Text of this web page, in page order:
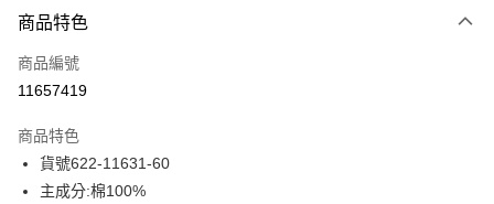
信用卡一次付款
信用卡分期付款
合作金庫商業銀行
華南商業銀行
上海商業儲蓄銀行
超商取貨付款
LINE Pay
商品特色
商品編號
11657419
商品特色
貨號622-11631-60
主成分:棉100%